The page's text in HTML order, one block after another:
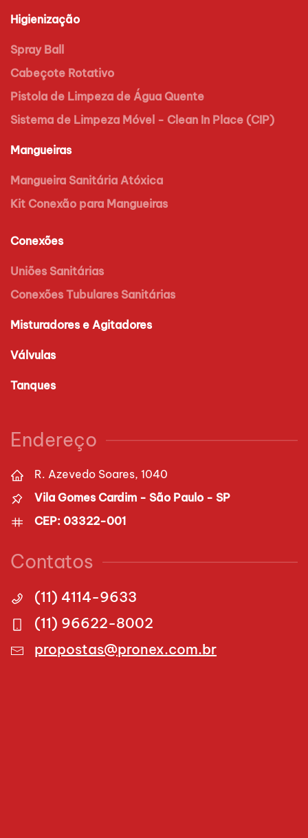
Higienização
Spray Ball
Cabeçote Rotativo
Pistola de Limpeza de Água Quente
Sistema de Limpeza Móvel - Clean In Place (CIP)
Mangueiras
Mangueira Sanitária Atóxica
Kit Conexão para Mangueiras
Conexões
Uniões Sanitárias
Conexões Tubulares Sanitárias
Misturadores e Agitadores
Válvulas
Tanques
Endereço
R. Azevedo Soares, 1040
Vila Gomes Cardim - São Paulo - SP
CEP: 03322-001
Contatos
(11) 4114-9633
(11) 96622-8002
propostas@pronex.com.br